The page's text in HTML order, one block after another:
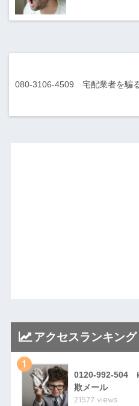
080-3106-4509 宅配業者を騙
アクセスランキング
1
0120-992-504
欺メール
21577 views